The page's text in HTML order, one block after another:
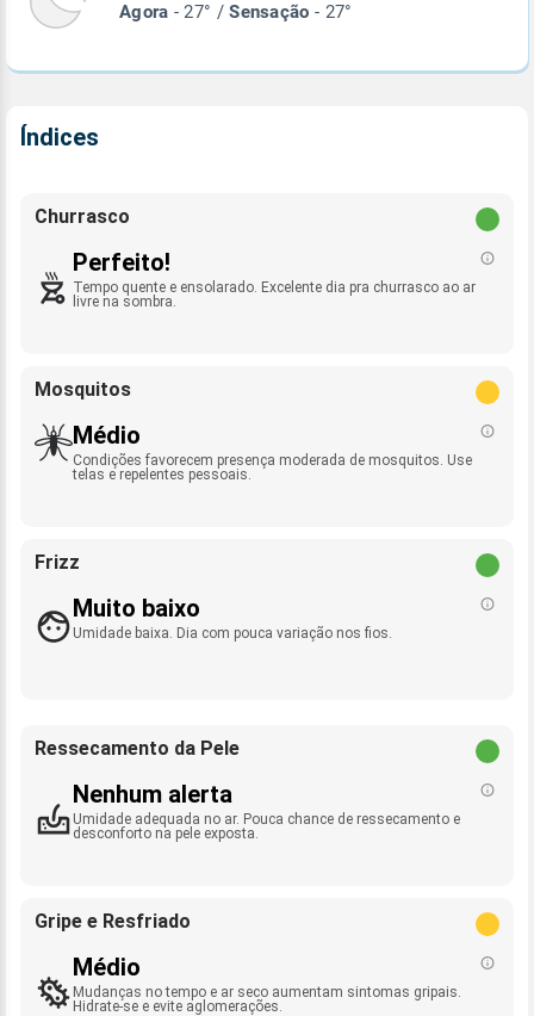
Agora - 27° /Sensação - 27°
Índices
Churrasco
Perfeito!
Tempo quente e ensolarado. Excelente dia pra churrasco ao ar
livre na sombra.
Mosquitos
Médio
Condições favorecem presença moderada de mosquitos. Use
telas e repelentes pessoais.
Frizz
Muito baixo
Umidade baixa. Dia com pouca variação nos fios.
Ressecamento da Pele
Nenhum alerta
Umidade adequada no ar. Pouca chance de ressecamento e
desconforto na pele exposta.
Gripe e Resfriado
Médio
Mudanças no tempo e ar seco aumentam sintomas gripais.
Hidrate-se e evite aglomerações.